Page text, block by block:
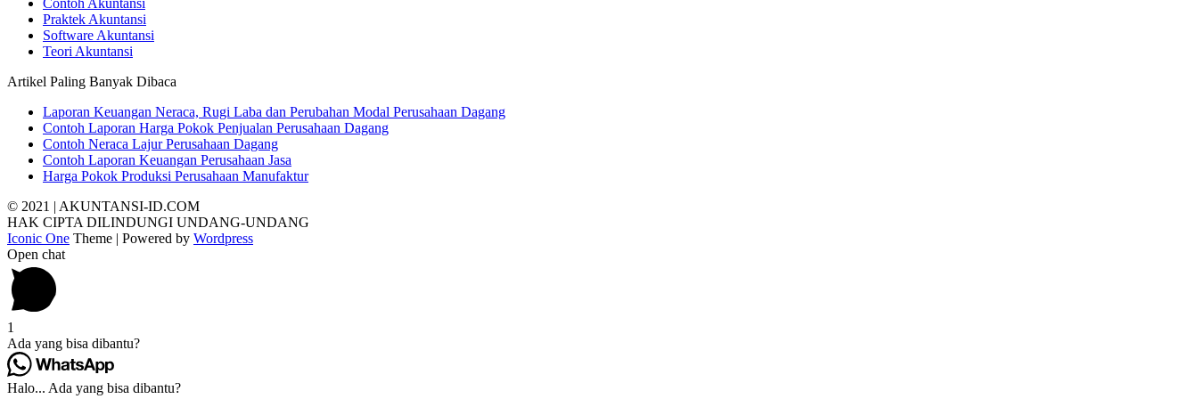
Praktek Akuntansi
Software Akuntansi
Teori Akuntansi
Artikel Paling Banyak Dibaca
Laporan Keuangan Neraca, Rugi Laba dan Perubahan Modal Perusahaan Dagang
Contoh Laporan Harga Pokok Penjualan Perusahaan Dagang
Contoh Neraca Lajur Perusahaan Dagang
Contoh Laporan Keuangan Perusahaan Jasa
Harga Pokok Produksi Perusahaan Manufaktur
© 2021 | AKUNTANSI-ID.COM
HAK CIPTA DILINDUNGI UNDANG-UNDANG
Iconic One Theme | Powered by Wordpress
Open chat
1
Ada yang bisa dibantu?
Halo... Ada yang bisa dibantu?